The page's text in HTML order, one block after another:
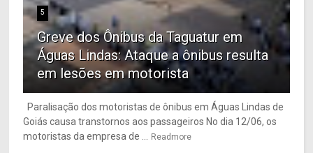
5
Greve dos Ônibus da Taguatur em
Águas Lindas: Ataque a ônibus resulta
em lesões em motorista
Paralisação dos motoristas de ônibus em Águas Lindas de
Goiás causa transtornos aos passageiros No dia 12/06, os
motoristas da empresa de ... Readmore